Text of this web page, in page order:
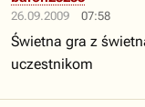
26.09.2009 07:58
Świetna gra z
uczestnikom